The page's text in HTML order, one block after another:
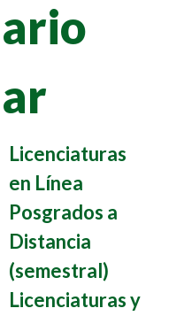
Licenciaturas
en Línea
Posgrados a
Distancia
(semestral)
Licenciaturas y